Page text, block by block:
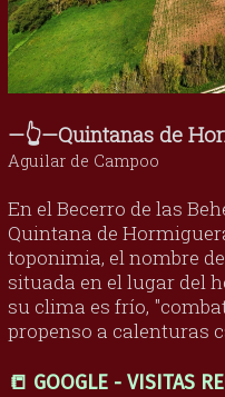
—👆—Quintanas de
Aguilar de Campoo
En el Becerro de las
Quintana de
toponimia, el nombre
situada en el lugar del
su clima es frío,
propenso a calenturas
📒 GOOGLE - VISITAS